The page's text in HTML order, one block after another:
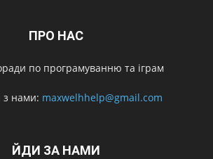
ПРО НАС
по програмуванню та іграм
з нами: maxwelhhelp@gmail.com
ЙДИ ЗА НАМИ